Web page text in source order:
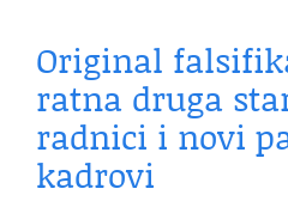
Original
ratna druga
radnici i novi
kadrovi